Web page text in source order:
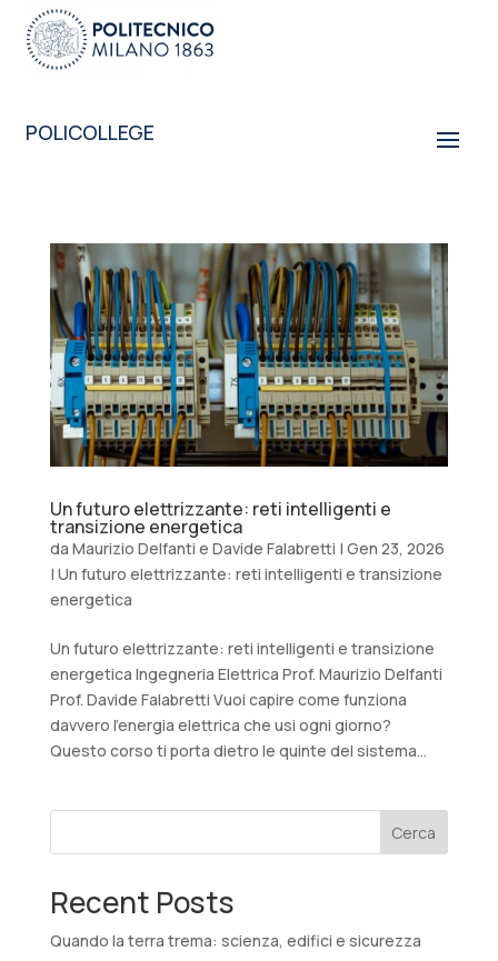
POLICOLLEGE
Un futuro elettrizzante: reti intelligenti e
transizione energetica
da Maurizio Delfanti e Davide Falabretti | Gen 23, 2026
| Un futuro elettrizzante: reti intelligenti e transizione
energetica
Un futuro elettrizzante: reti intelligenti e transizione
energetica Ingegneria Elettrica Prof. Maurizio Delfanti
Prof. Davide Falabretti Vuoi capire come funziona
davvero l’energia elettrica che usi ogni giorno?
Questo corso ti porta dietro le quinte del sistema...
Cerca
Recent Posts
Quando la terra trema: scienza, edifici e sicurezza